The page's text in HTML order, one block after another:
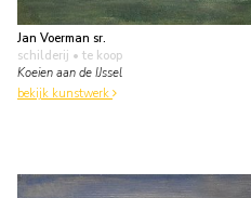
Jan Voerman sr.
schilderij • te koop
Koeien aan de IJssel
bekijk kunstwerk